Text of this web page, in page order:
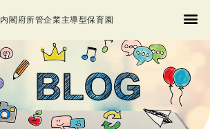
内閣府所管企業主導型保育園